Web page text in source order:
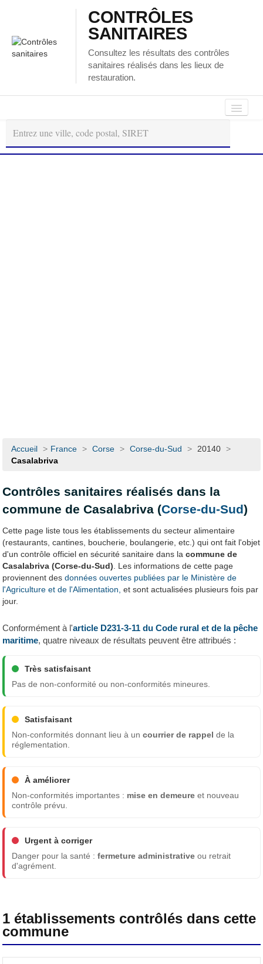
CONTRÔLES
SANITAIRES
Consultez les résultats des contrôles
sanitaires réalisés dans les lieux de
restauration.
Autour
de
moi
Régions
Accueil > France > Corse > Corse-du-Sud > 20140 >
Casalabriva
Contrôles sanitaires réalisés dans la
commune de Casalabriva (Corse-du-Sud)
Cette page liste tous les établissements du secteur alimentaire
(restaurants, cantines, boucherie, boulangerie, etc.) qui ont fait l'objet
d'un contrôle officiel en sécurité sanitaire dans lacommune de
Casalabriva (Corse-du-Sud) . Les informations de cette page
proviennent desdonnées ouvertes publiées par le Ministère de
l'Agriculture et de l'Alimentation, et sont actualisées plusieurs fois par
jour.
Conformément à l'article D231-3-11 du Code rural et de la pêche
maritime, quatre niveaux de résultats peuvent être attribués :
Très satisfaisant
Pas de non-conformité ou non-conformités mineures.
Satisfaisant
Non-conformités donnant lieu à uncourrier de rappel de la
réglementation.
À améliorer
Non-conformités importantes : mise en demeure et nouveau
contrôle prévu.
Urgent à corriger
Danger pour la santé :fermeture administrative ou retrait
d'agrément.
1 établissements contrôlés dans cette
commune